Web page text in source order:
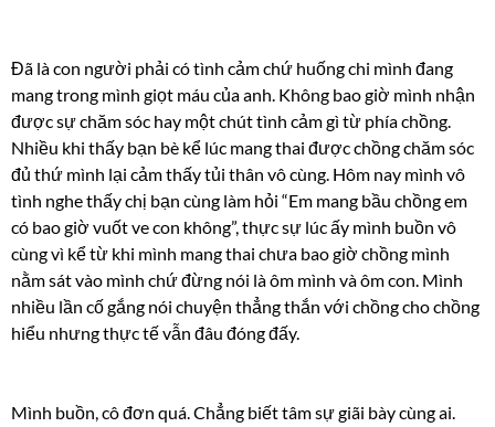
Đã là con người phải có tình cảm chứ huống chi mình đang
mang trong mình giọt máu của anh. Không bao giờ mình nhận
được sự chăm sóc hay một chút tình cảm gì từ phía chồng.
Nhiều khi thấy bạn bè kể lúc mang thai được chồng chăm sóc
đủ thứ mình lại cảm thấy tủi thân vô cùng. Hôm nay mình vô
tình nghe thấy chị bạn cùng làm hỏi “Em mang bầu chồng em
có bao giờ vuốt ve con không”, thực sự lúc ấy mình buồn vô
cùng vì kể từ khi mình mang thai chưa bao giờ chồng mình
nằm sát vào mình chứ đừng nói là ôm mình và ôm con. Mình
nhiều lần cố gắng nói chuyện thẳng thắn với chồng cho chồng
hiểu nhưng thực tế vẫn đâu đóng đấy.
Mình buồn, cô đơn quá. Chẳng biết tâm sự giãi bày cùng ai.